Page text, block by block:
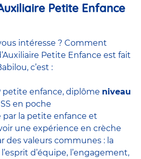
Petite Enfance
intéresse ? Comment
Petite Enfance est fait
c’est :
petite enfance, diplôme niveau
en poche
par la petite enfance et
une expérience en crèche
des valeurs communes : la
d’équipe, l’engagement,